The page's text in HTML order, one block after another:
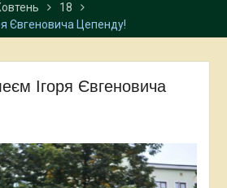
18
Євгеновича Цепенду!
Ігоря Євгеновича